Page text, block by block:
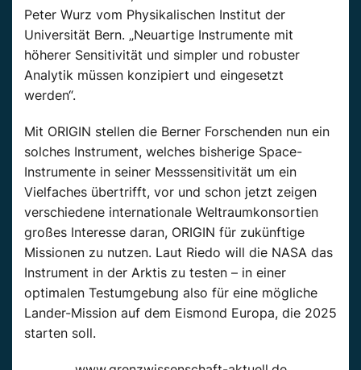
Peter Wurz vom Physikalischen Institut der
Universität Bern. „Neuartige Instrumente mit
höherer Sensitivität und simpler und robuster
Analytik müssen konzipiert und eingesetzt
werden“.
Mit ORIGIN stellen die Berner Forschenden nun ein
solches Instrument, welches bisherige Space-
Instrumente in seiner Messsensitivität um ein
Vielfaches übertrifft, vor und schon jetzt zeigen
verschiedene internationale Weltraumkonsortien
großes Interesse daran, ORIGIN für zukünftige
Missionen zu nutzen. Laut Riedo will die NASA das
Instrument in der Arktis zu testen – in einer
optimalen Testumgebung also für eine mögliche
Lander-Mission auf dem Eismond Europa, die 2025
starten soll.